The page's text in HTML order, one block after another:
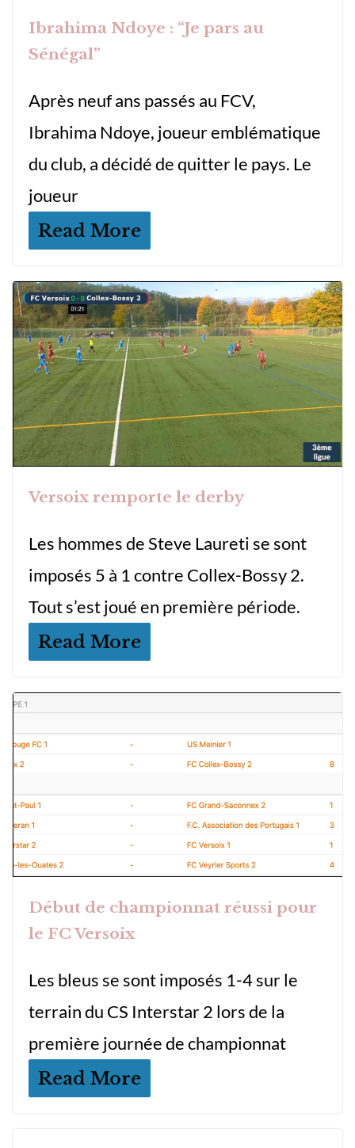
Ibrahima Ndoye : “Je pars au
Sénégal”
Après neuf ans passés au FCV,
Ibrahima Ndoye, joueur emblématique
du club, a décidé de quitter le pays. Le
joueur
Read More
Versoix remporte le derby
Les hommes de Steve Laureti se sont
imposés 5 à 1 contre Collex-Bossy 2.
Tout s’est joué en première période.
Read More
Début de championnat réussi pour
le FC Versoix
Les bleus se sont imposés 1-4 sur le
terrain du CS Interstar 2 lors de la
première journée de championnat
Read More